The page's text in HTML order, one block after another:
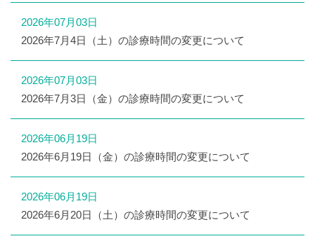
2026年07月03日
2026年7月4日（土）の診療時間の変更について
2026年07月03日
2026年7月3日（金）の診療時間の変更について
2026年06月19日
2026年6月19日（金）の診療時間の変更について
2026年06月19日
2026年6月20日（土）の診療時間の変更について